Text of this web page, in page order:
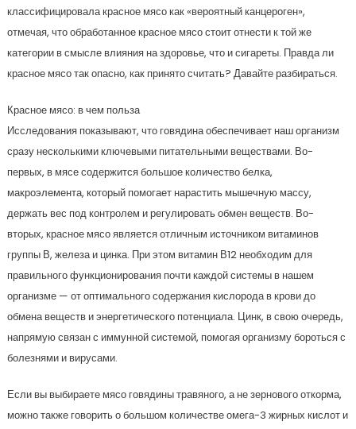
классифицировала красное мясо как «вероятный канцероген»,
отмечая, что обработанное красное мясо стоит отнести к той же
категории в смысле влияния на здоровье, что и сигареты. Правда ли
красное мясо так опасно, как принято считать? Давайте разбираться.
Красное мясо: в чем польза
Исследования показывают, что говядина обеспечивает наш организм
сразу несколькими ключевыми питательными веществами. Во-
первых, в мясе содержится большое количество белка,
макроэлемента, который помогает нарастить мышечную массу,
держать вес под контролем и регулировать обмен веществ. Во-
вторых, красное мясо является отличным источником витаминов
группы В, железа и цинка. При этом витамин В12 необходим для
правильного функционирования почти каждой системы в нашем
организме — от оптимального содержания кислорода в крови до
обмена веществ и энергетического потенциала. Цинк, в свою очередь,
напрямую связан с иммунной системой, помогая организму бороться с
болезнями и вирусами.
Если вы выбираете мясо говядины травяного, а не зернового откорма,
можно также говорить о большом количестве омега-3 жирных кислот и